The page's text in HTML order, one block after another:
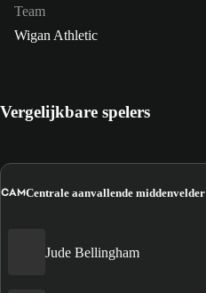
Team
Wigan Athletic
Vergelijkbare spelers
CAMCentrale aanvallende middenvelder
Jude Bellingham